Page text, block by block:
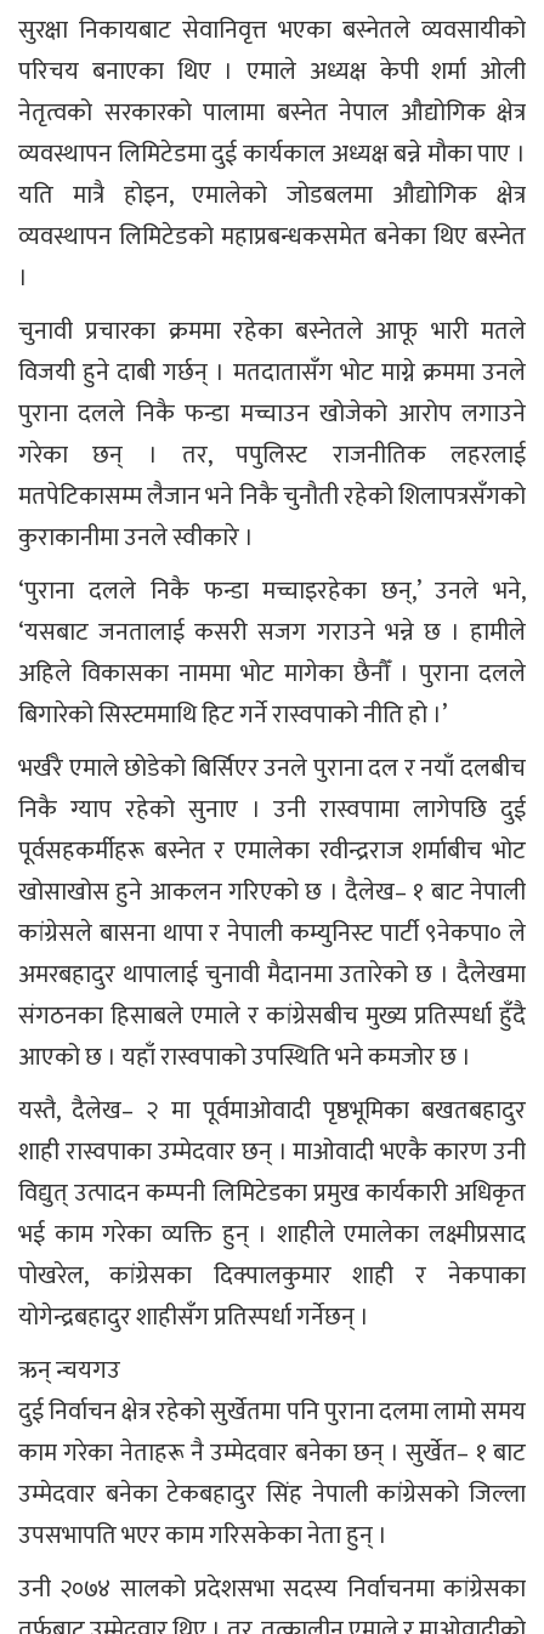
सुरक्षा निकायबाट सेवानिवृत्त भएका बस्नेतले व्यवसायीको
परिचय बनाएका थिए । एमाले अध्यक्ष केपी शर्मा ओली
नेतृत्वको सरकारको पालामा बस्नेत नेपाल औद्योगिक क्षेत्र
व्यवस्थापन लिमिटेडमा दुई कार्यकाल अध्यक्ष बन्ने मौका पाए ।
यति मात्रै होइन, एमालेको जोडबलमा औद्योगिक क्षेत्र
व्यवस्थापन लिमिटेडको महाप्रबन्धकसमेत बनेका थिए बस्नेत
।
चुनावी प्रचारका क्रममा रहेका बस्नेतले आफू भारी मतले
विजयी हुने दाबी गर्छन् । मतदातासँग भोट माग्ने क्रममा उनले
पुराना दलले निकै फन्डा मच्चाउन खोजेको आरोप लगाउने
गरेका छन् । तर, पपुलिस्ट राजनीतिक लहरलाई
मतपेटिकासम्म लैजान भने निकै चुनौती रहेको शिलापत्रसँगको
कुराकानीमा उनले स्वीकारे ।
‘पुराना दलले निकै फन्डा मच्चाइरहेका छन्,’ उनले भने,
‘यसबाट जनतालाई कसरी सजग गराउने भन्ने छ । हामीले
अहिले विकासका नाममा भोट मागेका छैनौँ । पुराना दलले
बिगारेको सिस्टममाथि हिट गर्ने रास्वपाको नीति हो ।’
भर्खरै एमाले छोडेको बिर्सिएर उनले पुराना दल र नयाँ दलबीच
निकै ग्याप रहेको सुनाए । उनी रास्वपामा लागेपछि दुई
पूर्वसहकर्मीहरू बस्नेत र एमालेका रवीन्द्रराज शर्माबीच भोट
खोसाखोस हुने आकलन गरिएको छ । दैलेख– १ बाट नेपाली
कांग्रेसले बासना थापा र नेपाली कम्युनिस्ट पार्टी ९नेकपा० ले
अमरबहादुर थापालाई चुनावी मैदानमा उतारेको छ । दैलेखमा
संगठनका हिसाबले एमाले र कांग्रेसबीच मुख्य प्रतिस्पर्धा हुँदै
आएको छ । यहाँ रास्वपाको उपस्थिति भने कमजोर छ ।
यस्तै, दैलेख– २ मा पूर्वमाओवादी पृष्ठभूमिका बखतबहादुर
शाही रास्वपाका उम्मेदवार छन् । माओवादी भएकै कारण उनी
विद्युत् उत्पादन कम्पनी लिमिटेडका प्रमुख कार्यकारी अधिकृत
भई काम गरेका व्यक्ति हुन् । शाहीले एमालेका लक्ष्मीप्रसाद
पोखरेल, कांग्रेसका दिक्पालकुमार शाही र नेकपाका
योगेन्द्रबहादुर शाहीसँग प्रतिस्पर्धा गर्नेछन् ।
ऋन् न्चयगउ
दुई निर्वाचन क्षेत्र रहेको सुर्खेतमा पनि पुराना दलमा लामो समय
काम गरेका नेताहरू नै उम्मेदवार बनेका छन् । सुर्खेत– १ बाट
उम्मेदवार बनेका टेकबहादुर सिंह नेपाली कांग्रेसको जिल्ला
उपसभापति भएर काम गरिसकेका नेता हुन् ।
उनी २०७४ सालको प्रदेशसभा सदस्य निर्वाचनमा कांग्रेसका